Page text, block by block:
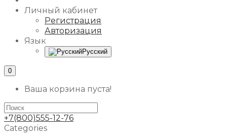
Личный кабинет
Регистрация
Авторизация
Язык
Русский
0
Ваша корзина пуста!
+7(800)555-12-76
Categories